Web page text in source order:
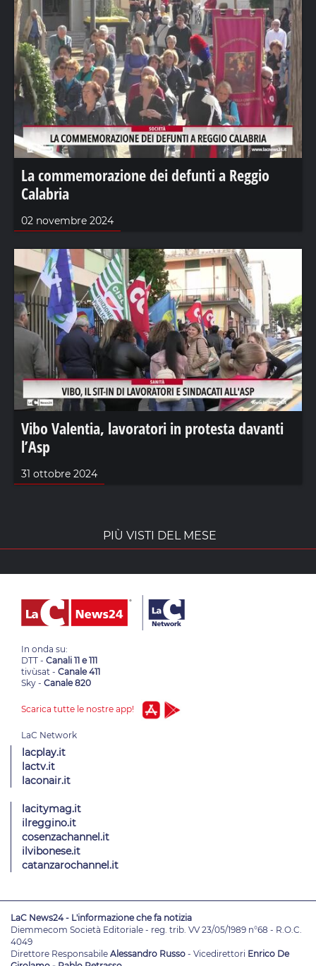
La commemorazione dei defunti a Reggio
Calabria
02 novembre 2024
Vibo Valentia, lavoratori in protesta davanti
l’Asp
31 ottobre 2024
PIÙ VISTI DEL MESE
In onda su:
DTT - Canali 11 e 111
tivùsat - Canale 411
Sky - Canale 820
Scarica tutte le nostre app!
lacplay.it
lactv.it
laconair.it
lacitymag.it
ilreggino.it
cosenzachannel.it
ilvibonese.it
catanzarochannel.it
LaC News24 - L'informazione che fa notizia
Diemmecom Società Editoriale - reg. trib. VV 23/05/1989 n°68 - R.O.C.
4049
Direttore Responsabile Alessandro Russo - Vicedirettori Enrico De